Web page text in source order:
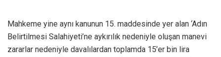
Mahkeme yine aynı kanunun 15. maddesinde yer alan ‘Adın
Belirtilmesi Salahiyeti’ne aykırılık nedeniyle oluşan manevi
zararlar nedeniyle davalılardan toplamda 15’er bin lira